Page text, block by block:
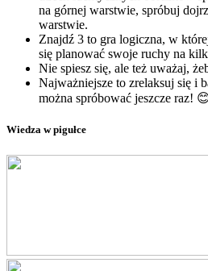
na górnej warstwie, spróbuj
warstwie.
Znajdź 3 to gra logiczna, w
się planować swoje ruchy na
Nie spiesz się, ale też uważaj,
Najważniejsze to zrelaksuj się i
można spróbować jeszcze raz!
Wiedza w pigułce